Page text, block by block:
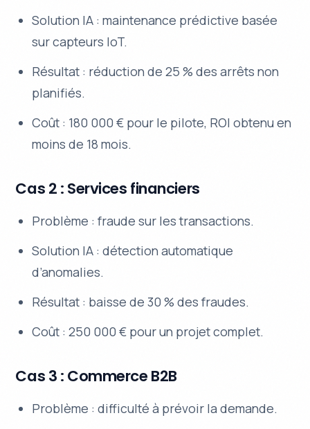
Solution IA : maintenance prédictive basée
sur capteurs IoT.
Résultat : réduction de 25 % des arrêts non
planifiés.
Coût : 180 000 € pour le pilote, ROI obtenu en
moins de 18 mois.
Cas 2 : Services financiers
Problème : fraude sur les transactions.
Solution IA : détection automatique
d’anomalies.
Résultat : baisse de 30 % des fraudes.
Coût : 250 000 € pour un projet complet.
Cas 3 : Commerce B2B
Problème : difficulté à prévoir la demande.